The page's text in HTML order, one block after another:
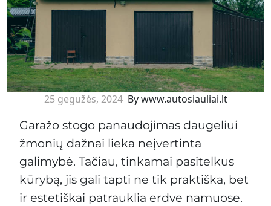
25 gegužės, 2024 By www.autosiauliai.lt
Garažo stogo panaudojimas daugeliui
žmonių dažnai lieka neįvertinta
galimybė. Tačiau, tinkamai pasitelkus
kūrybą, jis gali tapti ne tik praktiška, bet
ir estetiškai patrauklia erdve namuose.